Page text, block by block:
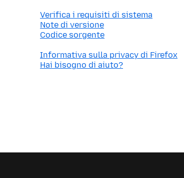
Verifica i requisiti di sistema
Note di versione
Codice sorgente
Informativa sulla privacy di Firefox
Hai bisogno di aiuto?